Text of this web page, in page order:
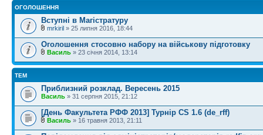
ОГОЛОШЕННЯ
Вступні в Магістратуру
mrkiril » 25 липня 2016, 18:44
Оголошення стосовно набору на військову підготовку
Василь » 23 січня 2014, 13:14
ТЕМ
Приблизний розклад. Вересень 2015
Василь » 31 серпня 2015, 21:12
[День Факультета РФФ 2013] Турнір CS 1.6 (de_rff)
Василь » 16 травня 2013, 21:11